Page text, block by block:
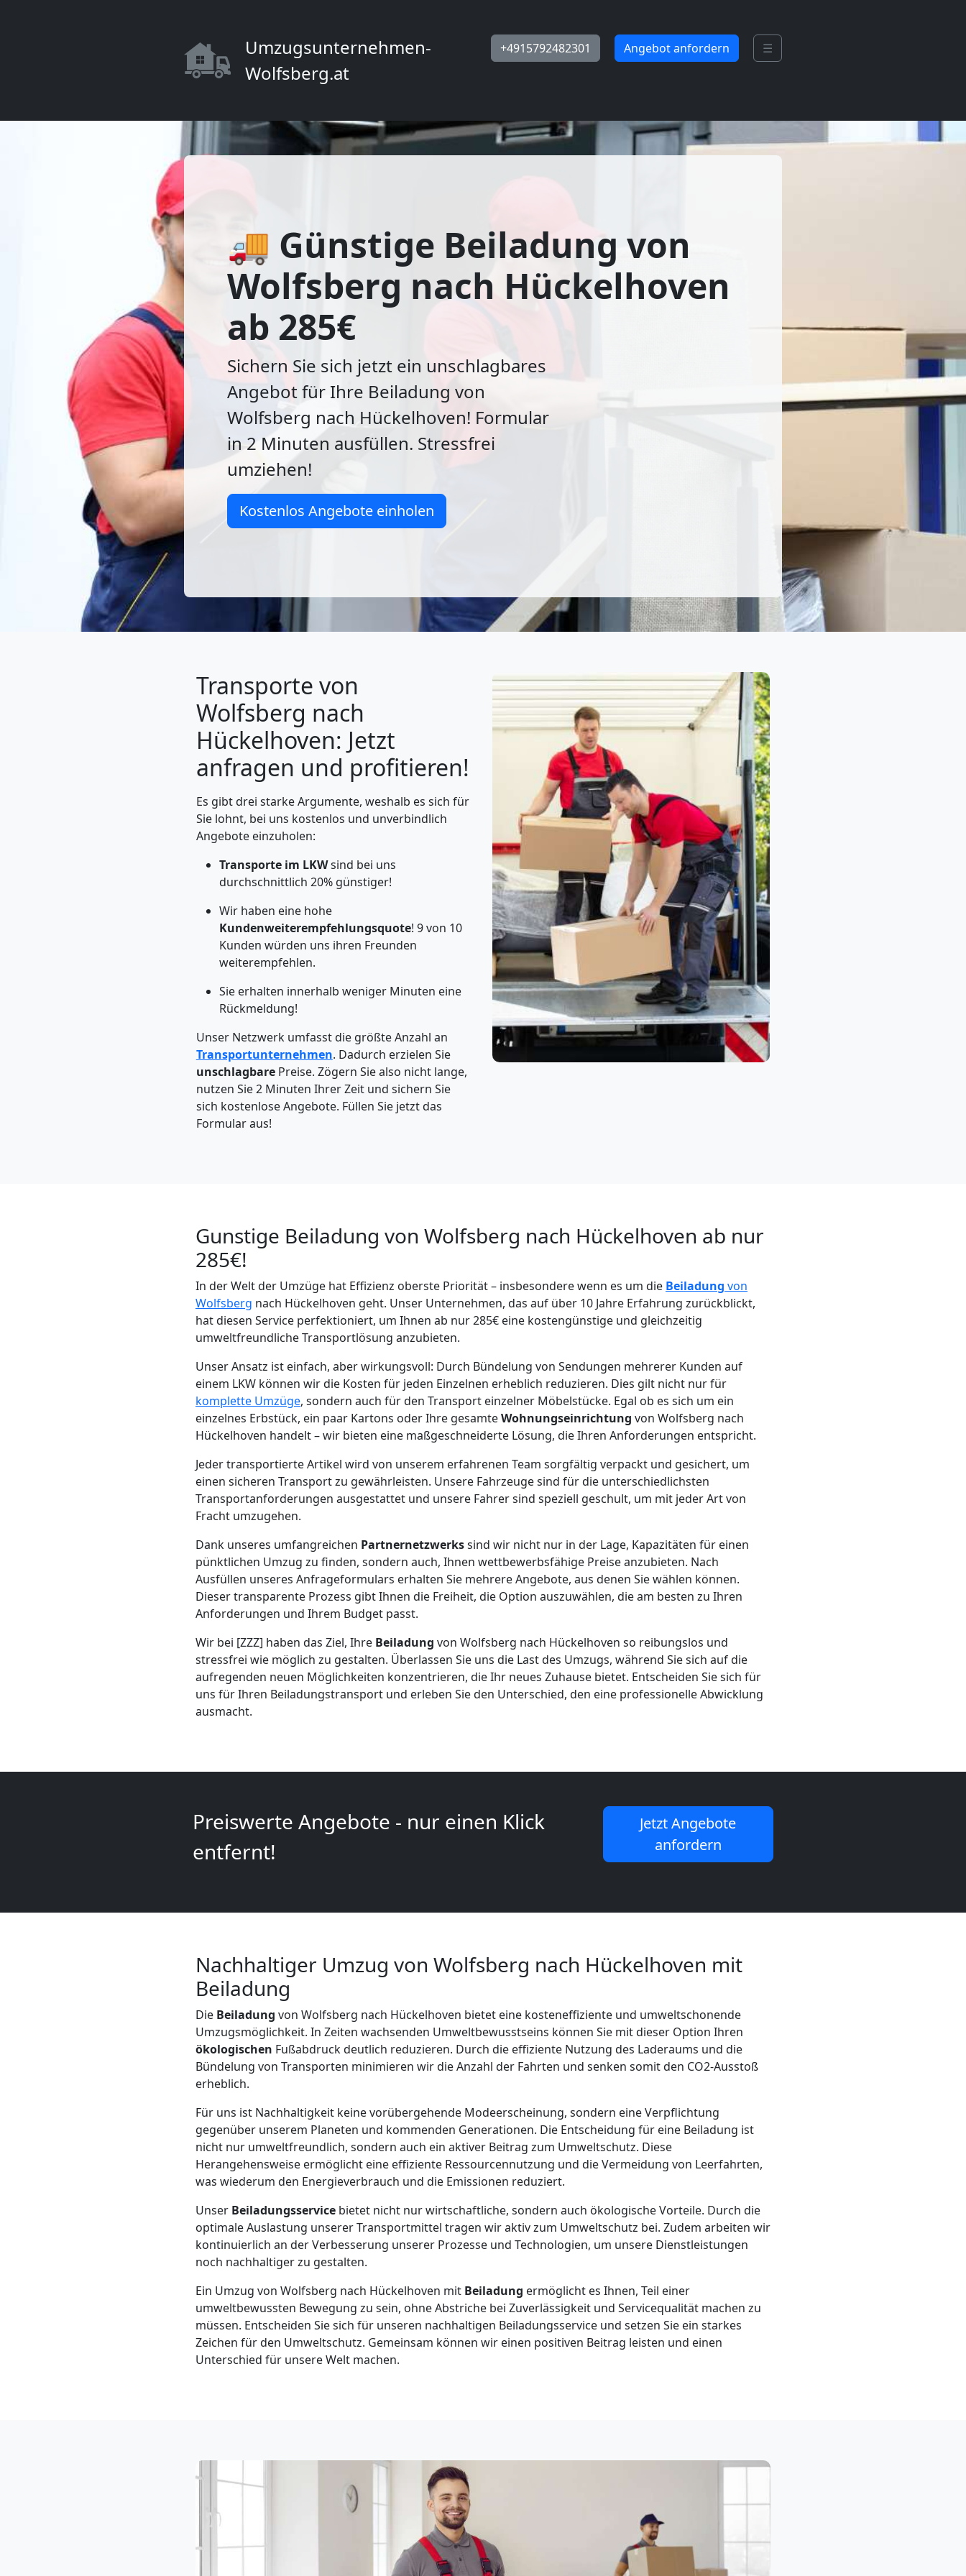
Umzugsunternehmen-
Wolfsberg.at
+4915792482301 Angebot anfordern ☰
🚚 Günstige Beiladung von
Wolfsberg nach Hückelhoven
ab 285€
Sichern Sie sich jetzt ein unschlagbares
Angebot für Ihre Beiladung von
Wolfsberg nach Hückelhoven! Formular
in 2 Minuten ausfüllen. Stressfrei
umziehen!
Kostenlos Angebote einholen
Transporte von
Wolfsberg nach
Hückelhoven: Jetzt
anfragen und profitieren!
Es gibt drei starke Argumente, weshalb es sich für
Sie lohnt, bei uns kostenlos und unverbindlich
Angebote einzuholen:
Transporte im LKWsind bei uns
durchschnittlich 20% günstiger!
Wir haben eine hohe
Kundenweiterempfehlungsquote! 9 von 10
Kunden würden uns ihren Freunden
weiterempfehlen.
Sie erhalten innerhalb weniger Minuten eine
Rückmeldung!
Unser Netzwerk umfasst die größte Anzahl an
Transportunternehmen. Dadurch erzielen Sie
unschlagbare Preise. Zögern Sie also nicht lange,
nutzen Sie 2 Minuten Ihrer Zeit und sichern Sie
sich kostenlose Angebote. Füllen Sie jetzt das
Formular aus!
Gunstige Beiladung von Wolfsberg nach Hückelhoven ab nur
285€!
In der Welt der Umzüge hat Effizienz oberste Priorität – insbesondere wenn es um die Beiladung von
Wolfsberg nach Hückelhoven geht. Unser Unternehmen, das auf über 10 Jahre Erfahrung zurückblickt,
hat diesen Service perfektioniert, um Ihnen ab nur 285€ eine kostengünstige und gleichzeitig
umweltfreundliche Transportlösung anzubieten.
Unser Ansatz ist einfach, aber wirkungsvoll: Durch Bündelung von Sendungen mehrerer Kunden auf
einem LKW können wir die Kosten für jeden Einzelnen erheblich reduzieren. Dies gilt nicht nur für
komplette Umzüge, sondern auch für den Transport einzelner Möbelstücke. Egal ob es sich um ein
einzelnes Erbstück, ein paar Kartons oder Ihre gesamteWohnungseinrichtung von Wolfsberg nach
Hückelhoven handelt – wir bieten eine maßgeschneiderte Lösung, die Ihren Anforderungen entspricht.
Jeder transportierte Artikel wird von unserem erfahrenen Team sorgfältig verpackt und gesichert, um
einen sicheren Transport zu gewährleisten. Unsere Fahrzeuge sind für die unterschiedlichsten
Transportanforderungen ausgestattet und unsere Fahrer sind speziell geschult, um mit jeder Art von
Fracht umzugehen.
Dank unseres umfangreichen Partnernetzwerkssind wir nicht nur in der Lage, Kapazitäten für einen
pünktlichen Umzug zu finden, sondern auch, Ihnen wettbewerbsfähige Preise anzubieten. Nach
Ausfüllen unseres Anfrageformulars erhalten Sie mehrere Angebote, aus denen Sie wählen können.
Dieser transparente Prozess gibt Ihnen die Freiheit, die Option auszuwählen, die am besten zu Ihren
Anforderungen und Ihrem Budget passt.
Wir bei [ZZZ] haben das Ziel, Ihre Beiladung von Wolfsberg nach Hückelhoven so reibungslos und
stressfrei wie möglich zu gestalten. Überlassen Sie uns die Last des Umzugs, während Sie sich auf die
aufregenden neuen Möglichkeiten konzentrieren, die Ihr neues Zuhause bietet. Entscheiden Sie sich für
uns für Ihren Beiladungstransport und erleben Sie den Unterschied, den eine professionelle Abwicklung
ausmacht.
Preiswerte Angebote - nur einen Klick
entfernt!
Jetzt Angebote
anfordern
Nachhaltiger Umzug von Wolfsberg nach Hückelhoven mit
Beiladung
Die Beiladung von Wolfsberg nach Hückelhoven bietet eine kosteneffiziente und umweltschonende
Umzugsmöglichkeit. In Zeiten wachsenden Umweltbewusstseins können Sie mit dieser Option Ihren
ökologischen Fußabdruck deutlich reduzieren. Durch die effiziente Nutzung des Laderaums und die
Bündelung von Transporten minimieren wir die Anzahl der Fahrten und senken somit den CO2-Ausstoß
erheblich.
Für uns ist Nachhaltigkeit keine vorübergehende Modeerscheinung, sondern eine Verpflichtung
gegenüber unserem Planeten und kommenden Generationen. Die Entscheidung für eine Beiladung ist
nicht nur umweltfreundlich, sondern auch ein aktiver Beitrag zum Umweltschutz. Diese
Herangehensweise ermöglicht eine effiziente Ressourcennutzung und die Vermeidung von Leerfahrten,
was wiederum den Energieverbrauch und die Emissionen reduziert.
Unser Beiladungsservice bietet nicht nur wirtschaftliche, sondern auch ökologische Vorteile. Durch die
optimale Auslastung unserer Transportmittel tragen wir aktiv zum Umweltschutz bei. Zudem arbeiten wir
kontinuierlich an der Verbesserung unserer Prozesse und Technologien, um unsere Dienstleistungen
noch nachhaltiger zu gestalten.
Ein Umzug von Wolfsberg nach Hückelhoven mit Beiladung ermöglicht es Ihnen, Teil einer
umweltbewussten Bewegung zu sein, ohne Abstriche bei Zuverlässigkeit und Servicequalität machen zu
müssen. Entscheiden Sie sich für unseren nachhaltigen Beiladungsservice und setzen Sie ein starkes
Zeichen für den Umweltschutz. Gemeinsam können wir einen positiven Beitrag leisten und einen
Unterschied für unsere Welt machen.
Klaviertransport